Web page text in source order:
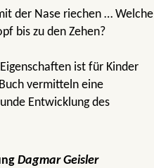
der Nase riechen … Welche
bis zu den Zehen?
ist für Kinder
vermitteln eine
Entwicklung des
Dagmar Geisler